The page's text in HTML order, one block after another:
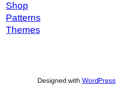
Shop
Patterns
Themes
Designed with WordPress